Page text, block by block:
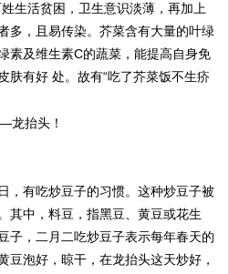
生活贫困，卫生意识淡薄，再加上
多，且易传染。芥菜含有大量的叶绿
素及维生素C的蔬菜，能提高自身免
肤有好 处。故有“吃了芥菜饭不生疥
，有吃炒豆子的习惯。这种炒豆子被
其中，料豆，指黑豆、黄豆或花生
子，二月二吃炒豆子表示每年春天的
豆泡好，晾干，在龙抬头这天炒好，